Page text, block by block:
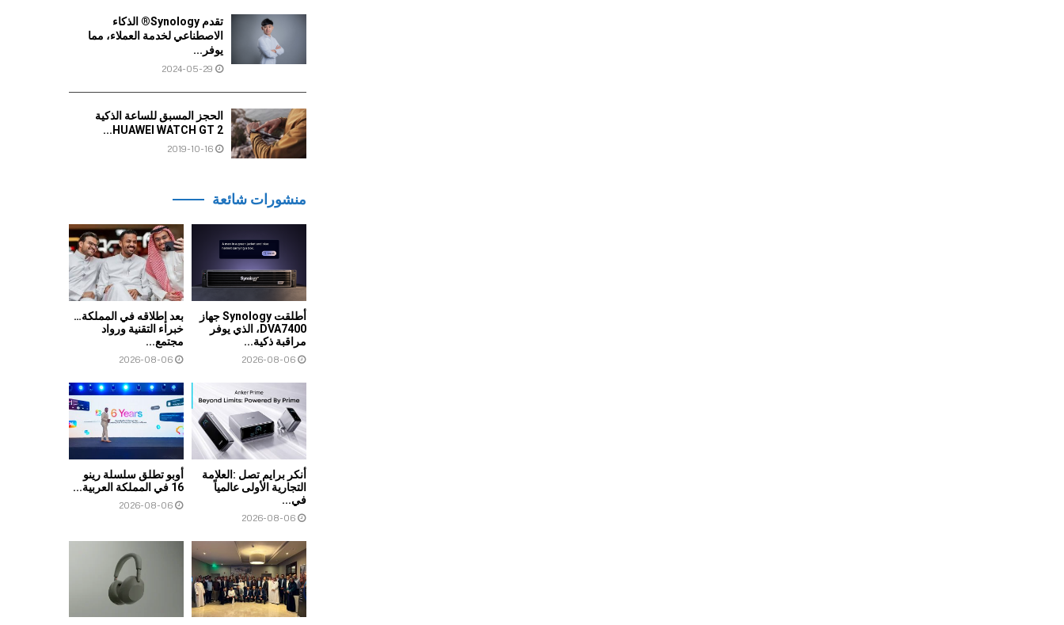
تقدم Synology® الذكاء
الاصطناعي لخدمة العملاء، مما
يوفر...
2024-05-29
الحجز المسبق للساعة الذكية
HUAWEI WATCH GT 2...
2019-10-16
منشورات شائعة
أطلقت Synology جهاز
DVA7400، الذي يوفر
مراقبة ذكية...
2026-08-06
بعد إطلاقه في المملكة…
خبراء التقنية ورواد
مجتمع...
2026-08-06
أنكر برايم تصل :العلامة
التجارية الأولى عالمياً
في...
2026-08-06
أوبو تطلق سلسلة رينو
16 في المملكة العربية...
2026-08-06